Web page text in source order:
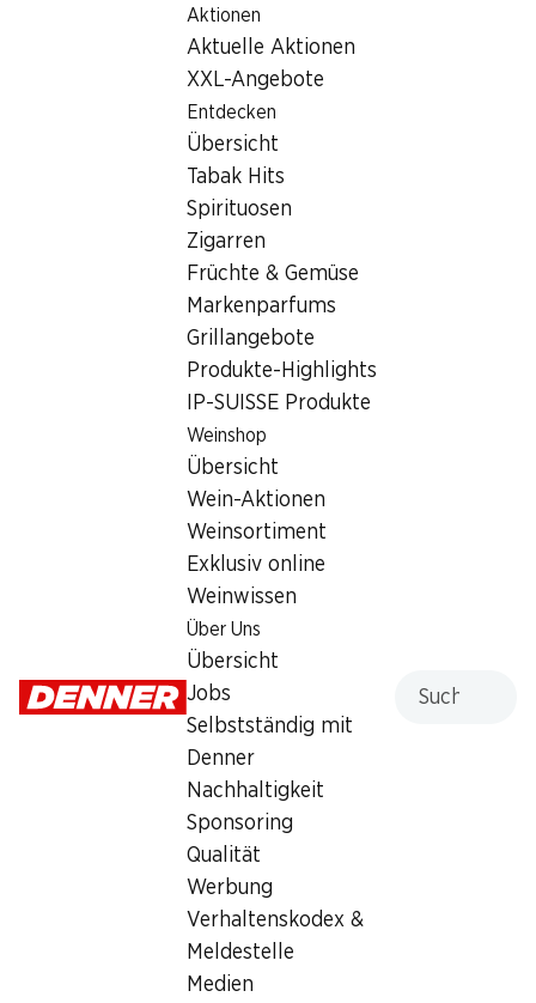
Aktionen
Aktuelle Aktionen
XXL-Angebote
Entdecken
Übersicht
Tabak Hits
Spirituosen
Zigarren
Früchte & Gemüse
Markenparfums
Grillangebote
Produkte-Highlights
IP-SUISSE Produkte
Weinshop
Übersicht
Wein-Aktionen
Weinsortiment
Exklusiv online
Weinwissen
Über Uns
Übersicht
Jobs
Selbstständig mit
Denner
Nachhaltigkeit
Sponsoring
Qualität
Werbung
Verhaltenskodex &
Meldestelle
Medien
Filialsuche
Denner Filiale Viaduktstrasse 1, 4051 Basel
4051 Basel, Elsässertor
Ausverkaufs-Info
PDF herunterladen
Wiedereröffnungsangebote
PDF herunterladen
Wiedereröffnungsangebote
PDF herunterladen
Wiedereröffnungsangebote
PDF herunterladen
Viaduktstrasse 1, 4051 Basel
Zur Wegbeschreibung
Öffnungszeiten